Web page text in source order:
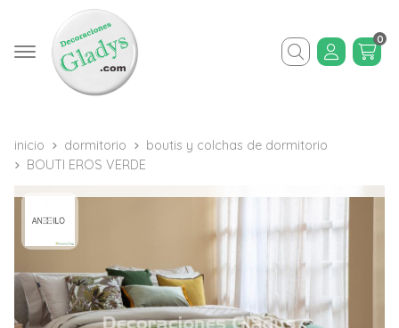
Buscar
0
inicio dormitorio
boutis y colchas de dormitorio
BOUTI EROS VERDE